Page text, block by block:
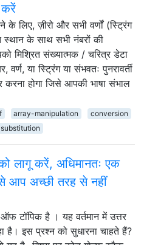
लिए, ज़ीरो और सभी वर्णों (स्ट्रिंग
स्थान के साथ सभी नंबरों की
मिश्रित संख्यात्मक / चरित्र डेटा
या स्ट्रिंग या संभवतः पुनरावर्ती
करना होगा जिसे आपकी भाषा संभाल
array-manipulation
conversion
substitution
लागू करें, अधिमानतः एक
आप अच्छी तरह से नहीं
टॉपिक है । यह वर्तमान में उत्तर
है। इस प्रश्न को सुधारना चाहते हैं?